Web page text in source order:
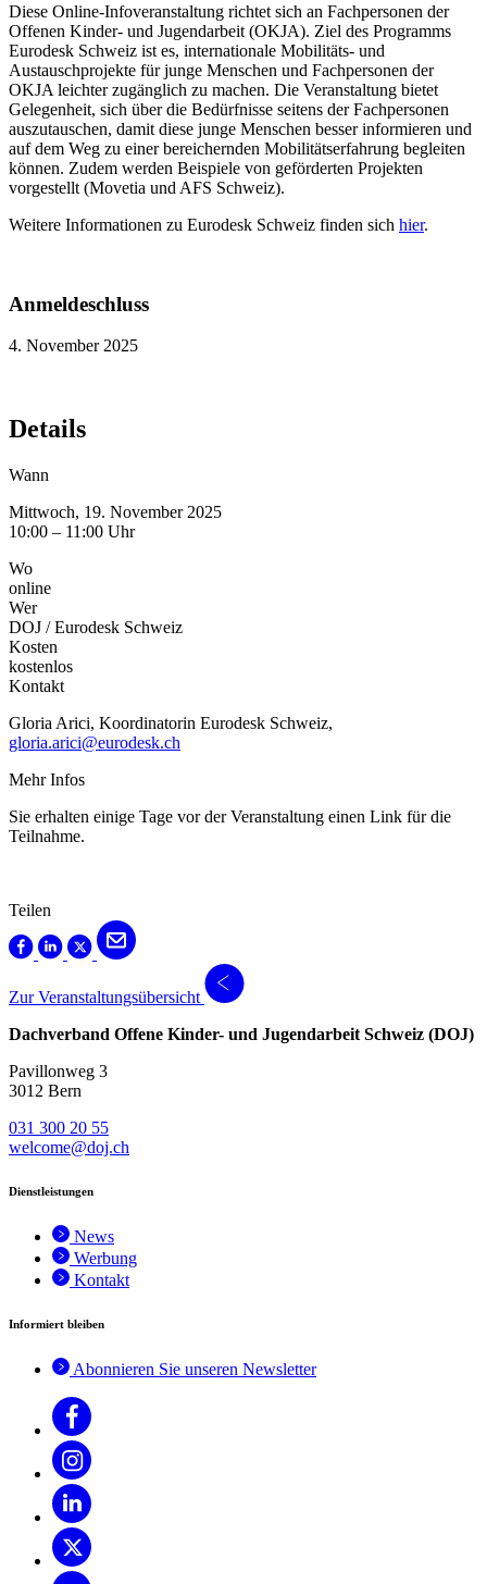
Diese Online-Infoveranstaltung richtet sich an Fachpersonen der
Offenen Kinder- und Jugendarbeit (OKJA). Ziel des Programms
Eurodesk Schweiz ist es, internationale Mobilitäts- und
Austauschprojekte für junge Menschen und Fachpersonen der
OKJA leichter zugänglich zu machen. Die Veranstaltung bietet
Gelegenheit, sich über die Bedürfnisse seitens der Fachpersonen
auszutauschen, damit diese junge Menschen besser informieren und
auf dem Weg zu einer bereichernden Mobilitätserfahrung begleiten
können. Zudem werden Beispiele von geförderten Projekten
vorgestellt (Movetia und AFS Schweiz).
Weitere Informationen zu Eurodesk Schweiz finden sich hier.
Anmeldeschluss
4. November 2025
Details
Wann
Mittwoch, 19. November 2025
10:00 – 11:00 Uhr
Wo
online
Wer
DOJ / Eurodesk Schweiz
Kosten
kostenlos
Kontakt
Gloria Arici, Koordinatorin Eurodesk Schweiz,
gloria.arici@eurodesk.ch
Mehr Infos
Sie erhalten einige Tage vor der Veranstaltung einen Link für die
Teilnahme.
Teilen
Zur Veranstaltungsübersicht
Dachverband Offene Kinder- und Jugendarbeit Schweiz (DOJ)
Pavillonweg 3
3012 Bern
031 300 20 55
welcome@doj.ch
Dienstleistungen
News
Werbung
Kontakt
Informiert bleiben
Abonnieren Sie unseren Newsletter